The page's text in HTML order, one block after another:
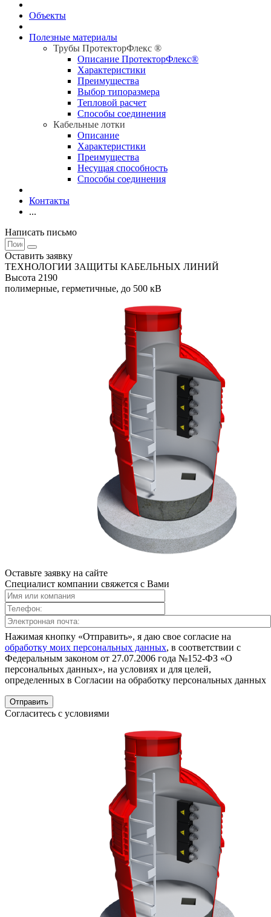
Объекты
Полезные материалы
Трубы ПротекторФлекс ®
Описание ПротекторФлекс®
Характеристики
Преимущества
Выбор типоразмера
Тепловой расчет
Способы соединения
Кабельные лотки
Описание
Характеристики
Преимущества
Несущая способность
Способы соединения
Контакты
...
Написать письмо
Оставить заявку
ТЕХНОЛОГИИ ЗАЩИТЫ КАБЕЛЬНЫХ ЛИНИЙ
Высота 2190
полимерные, герметичные, до 500 кВ
Оставьте заявку на сайте
Специалист компании свяжется с Вами
Нажимая кнопку «Отправить», я даю свое согласие на
обработку моих персональных данных, в соответствии с
Федеральным законом от 27.07.2006 года №152-ФЗ «О
персональных данных», на условиях и для целей,
определенных в Согласии на обработку персональных данных
Согласитесь с условиями